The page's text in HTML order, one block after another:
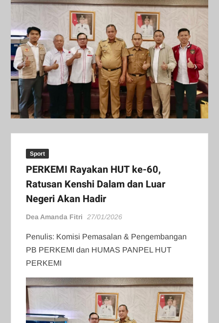
Sport
⁠⁠PERKEMI Rayakan HUT ke-60,
Ratusan Kenshi Dalam dan Luar
Negeri Akan Hadir
Dea Amanda Fitri 27/01/2026
Penulis: Komisi Pemasalan & Pengembangan
PB PERKEMI dan HUMAS PANPEL HUT
PERKEMI